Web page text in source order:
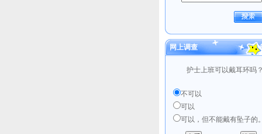
网上调查
护士上班可以戴耳环吗？
不可以
可以
可以，但不能戴有坠子的。